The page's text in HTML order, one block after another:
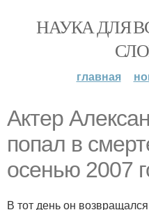
НАУКА ДЛЯ
главная
Актер
попал в
осенью 2007
В тот день он